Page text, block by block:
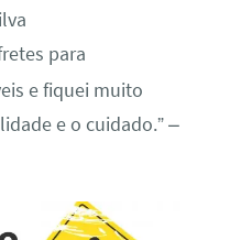
para
e fiquei muito
e o cuidado.” –